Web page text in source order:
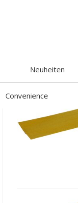
Neuheiten
Convenience